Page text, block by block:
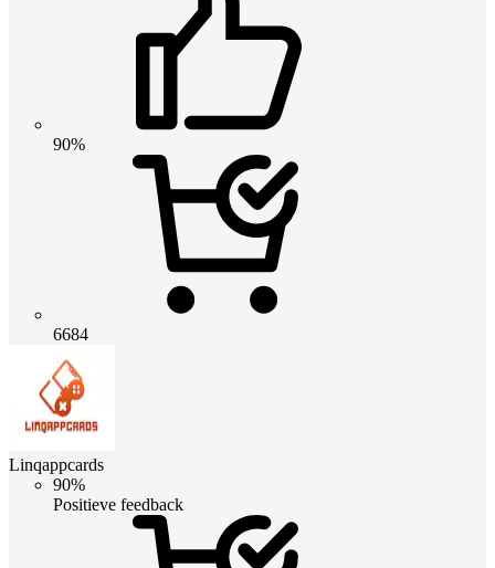
90%
6684
Linqappcards
90%
Positieve feedback